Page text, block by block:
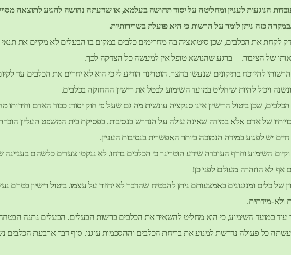
הנוגעות לעניין ומחליטה על יסוד תחושה בעלמא, או שדעתה נחושה להגיע לתוצאה
כזה ניתן לומר על הרשות כי היא פועלת בשרירותיות.
לקחת את הכלבים, שכן סיטואציה בה מחרימים כלבים במקום בו הבעלים לא מקיים את
של הציבור. ברגע שהנושא טופל אין למעשה כל הצדקה לכך.
להיווכח בתיקונים שנעשו בחצר. הוטרינר הודיע לי כי הוא לא יחרים את הכלבים עד
ויכול להיות שיחליט במועד השימוע לבטל את רישיון ההחזקה בכלבים.
שכן ביטול הרישיון אינו סנקציה עונשית מה גם שעל פי חוק יסוד: כבוד האדם וחירותו
של אדם אלא במידה שאינה עולה על הנדרש בנסיבות. בפסיקת בית המשפט העליון
יש לפגוע במידה הנמוכה ביותר האפשרית בנסיבות העניין.
השימוע וחרף העובדה שידע הוטרינר כי הכלבים ברחו, לא ננקטו צעדים כלשהם בעניינה
אף לא הוזהרה מעולם לפני כן!
כלים ומנגנונים באמצעותם ניתן להבטיח שהדבר לא יחזור על עצמו. ביטול רישיון בטרם
ולא-מידתית.
עוד במועד השימוע, כי הוא מחליט להשאיר את הכלבים ברשות הבעלים. הבעלים נתנה
כל פעולה נדרשת למנוע את בריחת הכלבים וההסכמות עוגנו. סוף דבר ארבעת הכלבים